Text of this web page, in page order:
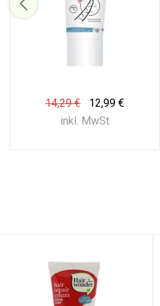
14,29 €
12,99 €
inkl. MwSt